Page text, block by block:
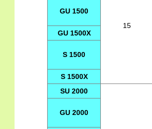
15
GU 1500
GU 1500X
S 1500
S 1500X
SU 2000
GU 2000